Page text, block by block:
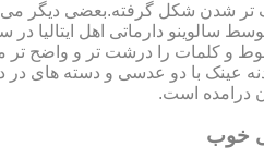
شدن شکل گرفته.بعضی دیگر می
عینک با دو عدسی و دسته های
درامده است.
خوب